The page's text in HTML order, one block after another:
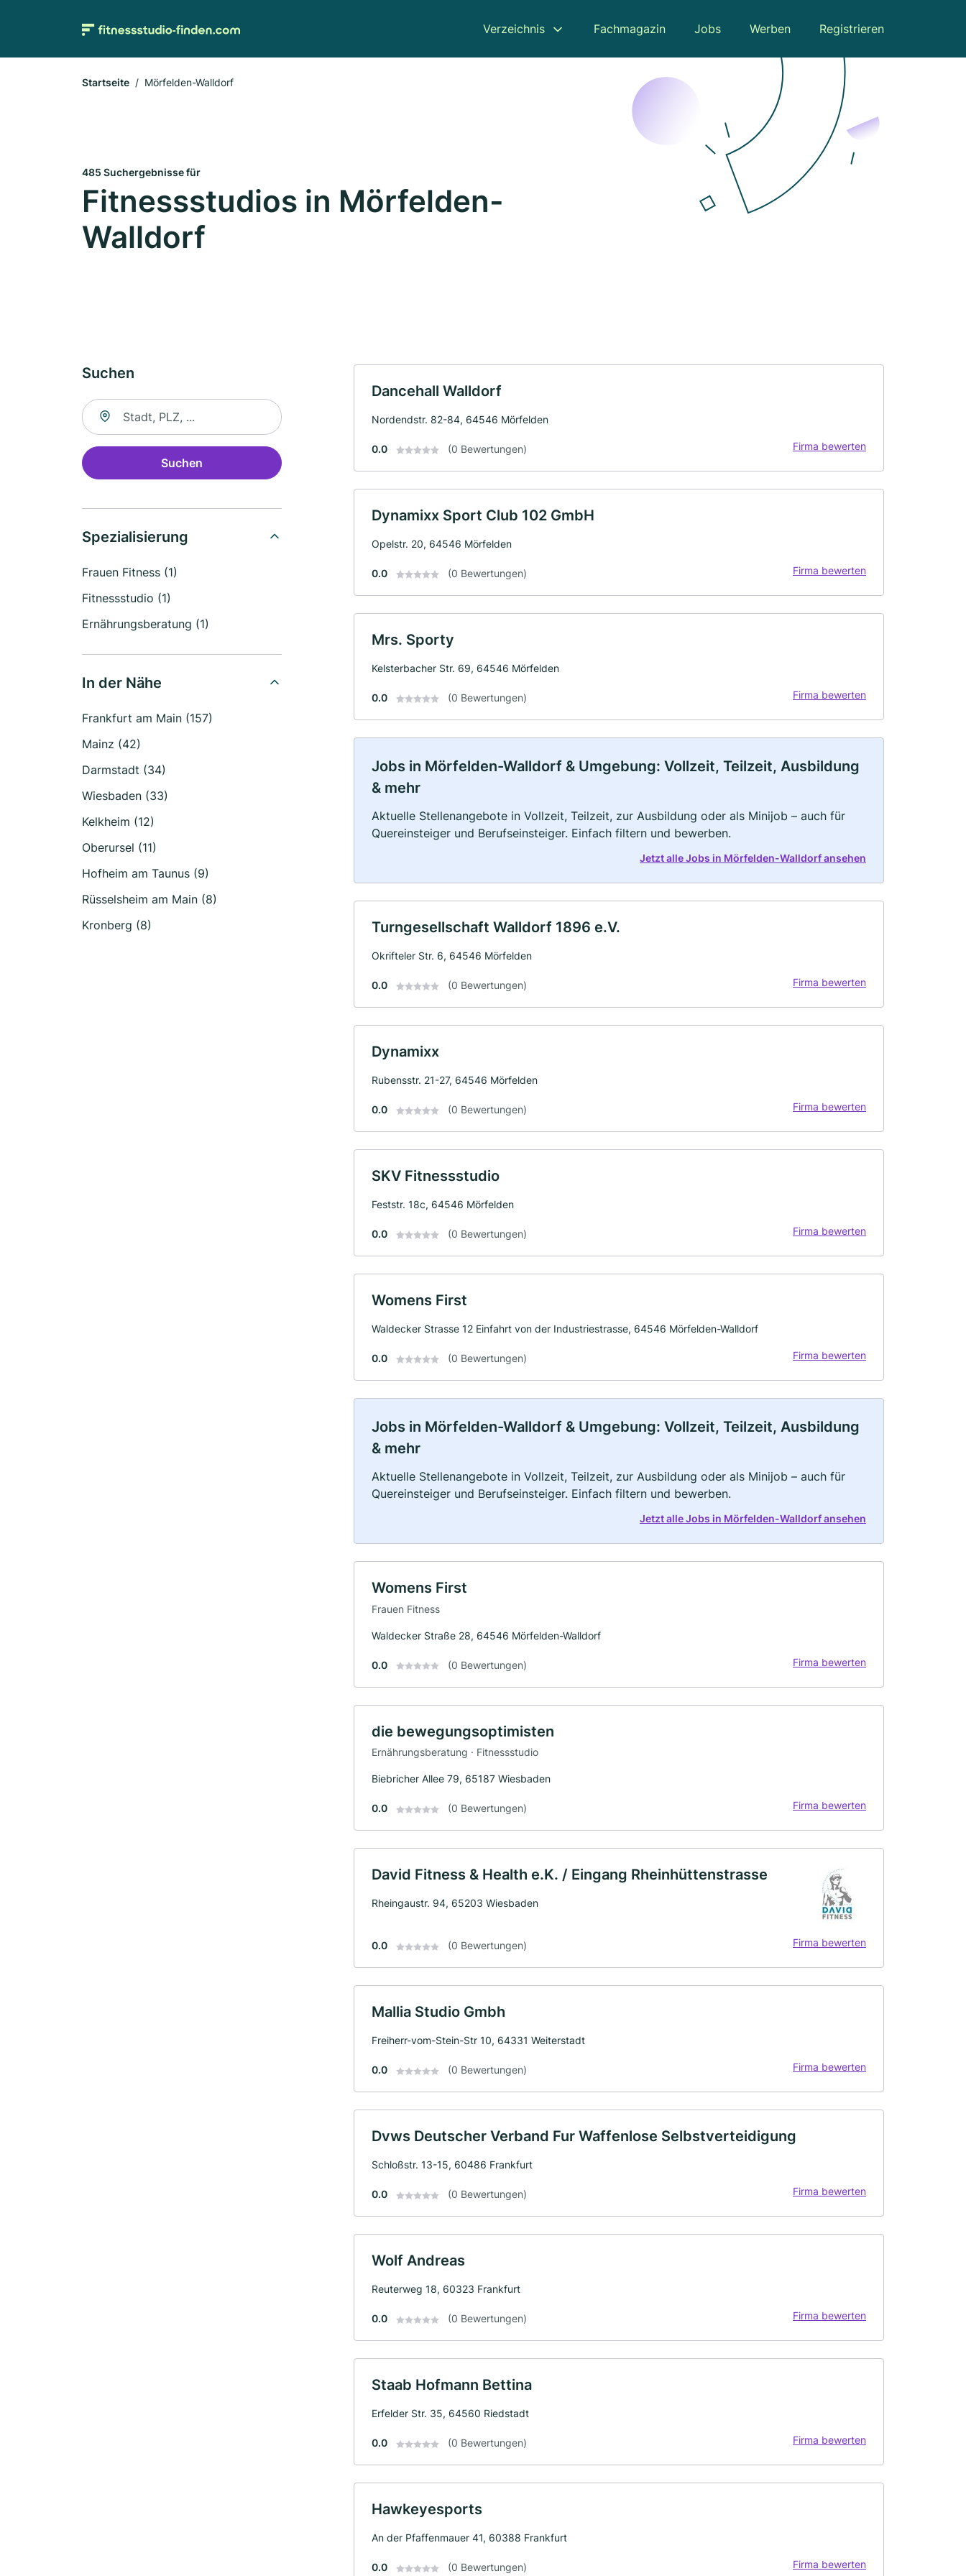
Verzeichnis Fachmagazin Jobs Werben Registrieren
Startseite Mörfelden-Walldorf
485 Suchergebnisse für
Fitnessstudios in Mörfelden-
Walldorf
Suchen
Suche nach Ort
Suchen
Spezialisierung
Frauen Fitness (1)
Fitnessstudio (1)
Ernährungsberatung (1)
In der Nähe
Frankfurt am Main (157)
Mainz (42)
Darmstadt (34)
Wiesbaden (33)
Kelkheim (12)
Oberursel (11)
Hofheim am Taunus (9)
Rüsselsheim am Main (8)
Kronberg (8)
Dancehall Walldorf
Nordendstr. 82-84, 64546 Mörfelden
0.0 (0 Bewertungen) Firma bewerten
Dynamixx Sport Club 102 GmbH
Opelstr. 20, 64546 Mörfelden
0.0 (0 Bewertungen) Firma bewerten
Mrs. Sporty
Kelsterbacher Str. 69, 64546 Mörfelden
0.0 (0 Bewertungen) Firma bewerten
Jobs in Mörfelden-Walldorf & Umgebung: Vollzeit, Teilzeit, Ausbildung
& mehr
Aktuelle Stellenangebote in Vollzeit, Teilzeit, zur Ausbildung oder als Minijob – auch für
Quereinsteiger und Berufseinsteiger. Einfach filtern und bewerben.
Jetzt alle Jobs in Mörfelden-Walldorf ansehen
Turngesellschaft Walldorf 1896 e.V.
Okrifteler Str. 6, 64546 Mörfelden
0.0 (0 Bewertungen) Firma bewerten
Dynamixx
Rubensstr. 21-27, 64546 Mörfelden
0.0 (0 Bewertungen) Firma bewerten
SKV Fitnessstudio
Feststr. 18c, 64546 Mörfelden
0.0 (0 Bewertungen) Firma bewerten
Womens First
Waldecker Strasse 12 Einfahrt von der Industriestrasse, 64546 Mörfelden-Walldorf
0.0 (0 Bewertungen) Firma bewerten
Jobs in Mörfelden-Walldorf & Umgebung: Vollzeit, Teilzeit, Ausbildung
& mehr
Aktuelle Stellenangebote in Vollzeit, Teilzeit, zur Ausbildung oder als Minijob – auch für
Quereinsteiger und Berufseinsteiger. Einfach filtern und bewerben.
Jetzt alle Jobs in Mörfelden-Walldorf ansehen
Womens First
Frauen Fitness
Waldecker Straße 28, 64546 Mörfelden-Walldorf
0.0 (0 Bewertungen) Firma bewerten
die bewegungsoptimisten
Ernährungsberatung · Fitnessstudio
Biebricher Allee 79, 65187 Wiesbaden
0.0 (0 Bewertungen) Firma bewerten
David Fitness & Health e.K. / Eingang Rheinhüttenstrasse
Rheingaustr. 94, 65203 Wiesbaden
0.0 (0 Bewertungen) Firma bewerten
Mallia Studio Gmbh
Freiherr-vom-Stein-Str 10, 64331 Weiterstadt
0.0 (0 Bewertungen) Firma bewerten
Dvws Deutscher Verband Fur Waffenlose Selbstverteidigung
Schloßstr. 13-15, 60486 Frankfurt
0.0 (0 Bewertungen) Firma bewerten
Wolf Andreas
Reuterweg 18, 60323 Frankfurt
0.0 (0 Bewertungen) Firma bewerten
Staab Hofmann Bettina
Erfelder Str. 35, 64560 Riedstadt
0.0 (0 Bewertungen) Firma bewerten
Hawkeyesports
An der Pfaffenmauer 41, 60388 Frankfurt
0.0 (0 Bewertungen) Firma bewerten